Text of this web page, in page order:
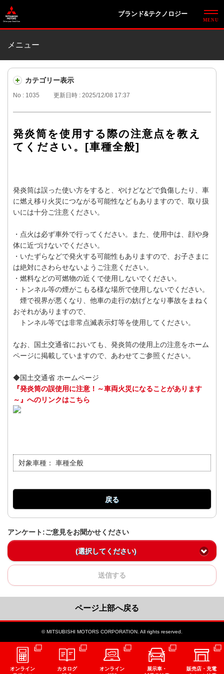
ブランド&テクノロジー
メニュー
カテゴリー表示
No : 1035 更新日時 : 2025/12/08 17:37
発炎筒を使用する際の注意点を教え
てください。[車種全般]
発炎筒は誤った使い方をすると、やけどなどで負傷したり、車
に燃え移り火災につながる可能性などもありますので、取り扱
いには十分ご注意ください。
・点火は必ず車外で行ってください。また、使用中は、顔や身
体に近づけないでください。
・いたずらなどで発火する可能性もありますので、お子さまに
は絶対にさわらせないようご注意ください。
・燃料などの可燃物の近くで使用しないでください。
・トンネル等の煙がこもる様な場所で使用しないでください。
煙で視界が悪くなり、他車の走行の妨げとなり事故をまねく
おそれがありますので、
トンネル等では非常点滅表示灯等を使用してください。
なお、国土交通省においても、発炎筒の使用上の注意をホーム
ページに掲載していますので、あわせてご参照ください。
◆国土交通省 ホームページ
『発炎筒の誤使用に注意！～車両火災になることがあります
～』へのリンクはこちら
対象車種： 車種全般
戻る
アンケート:ご意見をお聞かせください
(選択してください)
送信する
ページ上部へ戻る
© MITSUBISHI MOTORS CORPORATION. All rights reserved.
オンライン
カタログ
オンライン
展示車・
販売店・充電